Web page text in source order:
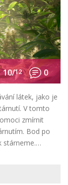
10/12 0
látek, jako je
V tomto
zmírnit
Bod po
stárneme.